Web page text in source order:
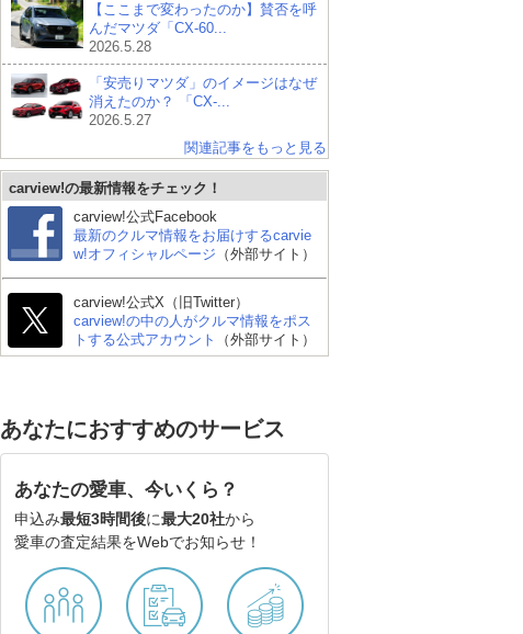
【ここまで変わったのか】賛否を呼
んだマツダ「CX-60...
2026.5.28
「安売りマツダ」のイメージはなぜ
消えたのか？ 「CX-...
2026.5.27
関連記事をもっと見る
carview!の最新情報をチェック！
carview!公式Facebook
最新のクルマ情報をお届けするcarvie
w!オフィシャルページ （外部サイト）
carview!公式X（旧Twitter）
carview!の中の人がクルマ情報をポス
トする公式アカウント
（外部サイト）
あなたにおすすめのサービス
あなたの愛車、今いくら？
申込み最短3時間後に最大20社から
愛車の査定結果をWebでお知らせ！